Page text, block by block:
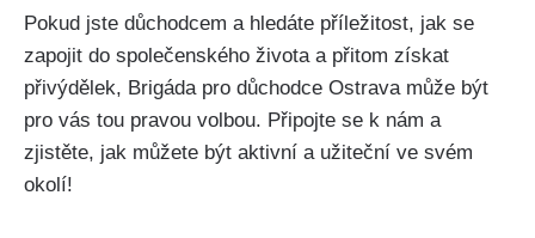
Pokud jste důchodcem a hledáte příležitost, jak se
zapojit do společenského života a přitom získat
přivýdělek, Brigáda pro důchodce Ostrava může být
pro vás tou pravou volbou. Připojte se k nám a
zjistěte, jak můžete být aktivní a užiteční ve svém
okolí!